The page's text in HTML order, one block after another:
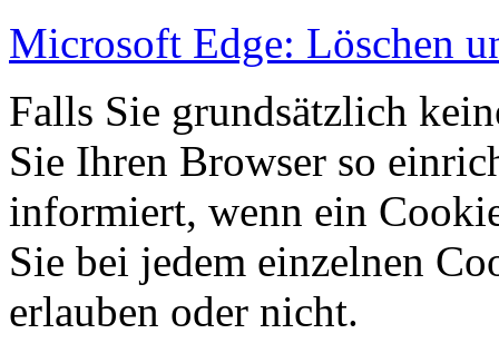
Microsoft Edge: Löschen
Falls Sie grundsätzlich
Sie Ihren Browser so
informiert, wenn ein
Sie bei jedem einzelnen
erlauben oder nicht.